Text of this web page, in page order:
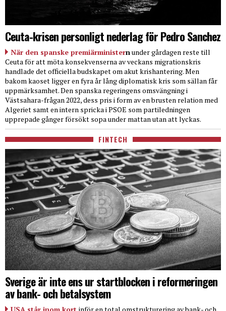
Ceuta-krisen personligt nederlag för Pedro Sanchez
När den spanske premiärministernunder gårdagen reste till
Ceuta för att möta konsekvenserna av veckans migrationskris
handlade det officiella budskapet om akut krishantering. Men
bakom kaoset ligger en fyra år lång diplomatisk kris som sällan får
uppmärksamhet. Den spanska regeringens omsvängning i
Västsahara-frågan 2022, dess pris i form av en brusten relation med
Algeriet samt en intern spricka i PSOE som partiledningen
upprepade gånger försökt sopa under mattan utan att lyckas.
FINTECH
Sverige är inte ens ur startblocken i reformeringen
av bank- och betalsystem